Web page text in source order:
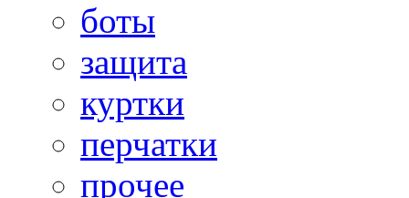
боты
защита
куртки
перчатки
прочее